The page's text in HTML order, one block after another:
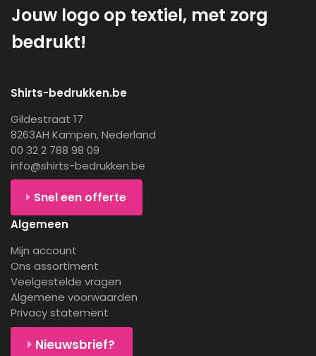
Jouw logo op textiel, met zorg
bedrukt!
Shirts-bedrukken.be
Gildestraat 17
8263AH Kampen, Nederland
00 32 2 788 98 09
info@shirts-bedrukken.be
Snel een offerte
Algemeen
Mijn account
Ons assortiment
Veelgestelde vragen
Algemene voorwaarden
Privacy statement
Nieuwsbrief?